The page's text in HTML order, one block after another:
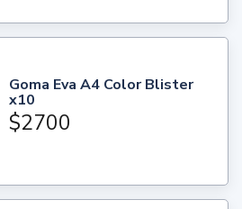
Goma Eva A4 Color Blister
x10
$2700